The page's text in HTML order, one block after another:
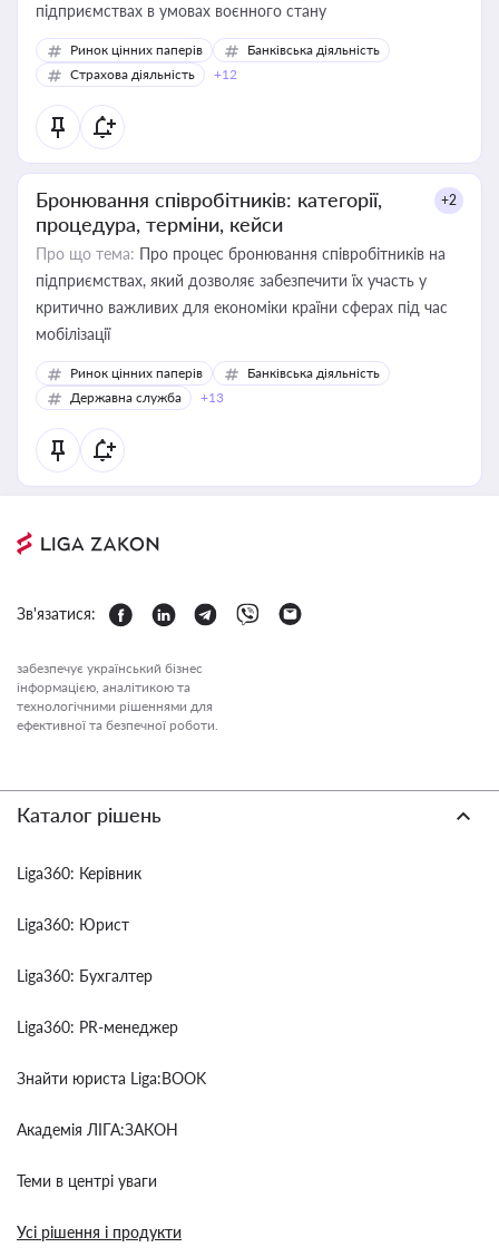
підприємствах в умовах воєнного стану
Ринок цінних паперів
Банківська діяльність
Страхова діяльність
+12
Бронювання співробітників: категорії,
процедура, терміни, кейси
+2
Про що тема: Про процес бронювання співробітників на
підприємствах, який дозволяє забезпечити їх участь у
критично важливих для економіки країни сферах під час
мобілізації
Ринок цінних паперів
Банківська діяльність
Державна служба
+13
Зв'язатися:
забезпечує український бізнес
інформацією, аналітикою та
технологічними рішеннями для
ефективної та безпечної роботи.
Каталог рішень
Liga360: Керівник
Liga360: Юрист
Liga360: Бухгалтер
Liga360: PR-менеджер
Знайти юриста Liga:BOOK
Академія ЛІГА:ЗАКОН
Теми в центрі уваги
Усі рішення і продукти